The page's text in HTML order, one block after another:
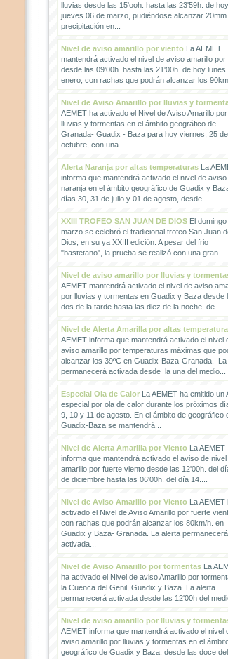
lluvias desde las 15'ooh. hasta las 23'59h. de hoy
jueves 06 de marzo, pudiéndose alcanzar
precipitación en...
Nivel de aviso amarillo por vientoLa AEMET
mantendrá activado el nivel de aviso amarillo por
desde las 09'00h. hasta las 21'00h. de hoy lunes
enero, con rachas que podrán alcanzar los 90km/
Nivel de Aviso Amarillo por lluvias y
AEMET ha activado el Nivel de Aviso Amarillo por
lluvias y tormentas en el ámbito geográfico de
Granada- Guadix - Baza para hoy viernes, 25 de
octubre, con una...
Alerta Naranja por altas temperaturasLa
informa que mantendrá activado el nivel de aviso
naranja en el ámbito geográfico de Guadix y
días 30, 31 de julio y 01 de agosto, desde...
XXIII TROFEO SAN JUAN DE DIOSEl domingo
marzo se celebró el tradicional trofeo San Juan
Dios, en su ya XXIII edición. A pesar del frio
"bastetano", la prueba se realizó con una gran...
Nivel de aviso amarillo por lluvias y
AEMET mantendrá activado el nivel de aviso
por lluvias y tormentas en Guadix y Baza desde
dos de la tarde hasta las diez de la noche de...
Nivel de Alerta Amarilla por altas
AEMET informa que mantendrá activado el nivel
aviso amarillo por temperaturas máximas que
alcanzar los 39ºC en Guadix-Baza-Granada. La
permanecerá activada desde la una del medio...
Especial Ola de CalorLa AEMET ha emitido un
especial por ola de calor durante los próximos
9, 10 y 11 de agosto. En el ámbito de geográfico
Guadix-Baza se mantendrá...
Nivel de Alerta Amarilla por VientoLa AEMET
informa que mantendrá activado el aviso de nivel
amarillo por fuerte viento desde las 12'00h. del
de diciembre hasta las 06'00h. del día 14....
Nivel de Aviso Amarillo por VientoLa AEMET
activado el Nivel de Aviso Amarillo por fuerte
con rachas que podrán alcanzar los 80km/h. en
Guadix y Baza- Granada. La alerta permanecerá
activada...
Nivel de Aviso Amarillo por tormentasLa
ha activado el Nivel de aviso Amarillo por
la Cuenca del Genil, Guadix y Baza. La alerta
permanecerá activada desde las 12'00h del
Nivel de aviso amarillo por lluvias y
AEMET informa que mantendrá activado el nivel
aviso amarillo por lluvias y tormentas en el
geográfico de Guadix y Baza, desde las doce del